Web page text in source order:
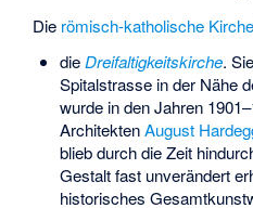
Die römisch-katholische Kirche
dieDreifaltigkeitskirche.
Spitalstrasse in der Nähe
wurde in den Jahren
ArchitektenAugust
blieb durch die Zeit
Gestalt fast unverändert
historisches